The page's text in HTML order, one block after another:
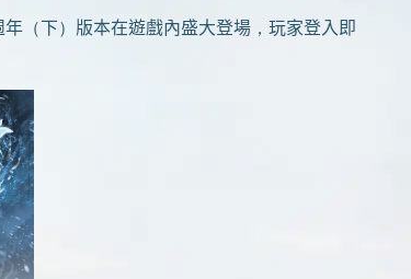
（下）版本在遊戲內盛大登場，玩家登入即